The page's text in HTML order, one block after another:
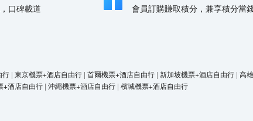
口碑載道 會員訂購賺取積分，兼享積分當
行 | 東京機票+酒店自由行 | 首爾機票+酒店自由行 | 新加坡機票+酒店自由行 | 高
+酒店自由行 | 沖繩機票+酒店自由行 | 檳城機票+酒店自由行